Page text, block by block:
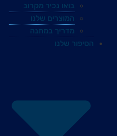
בואו נכיר מקרוב
המוצרים שלנו
מדריך במתנה
הסיפור שלנו